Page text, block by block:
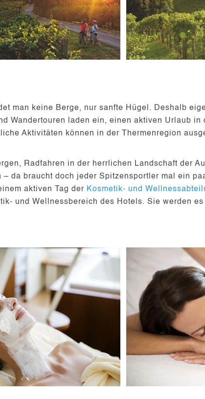
man keine Berge, nur sanfte Hügel . Deshalb
Wandertouren
laden ein, einen aktiven Urlaub in
Aktivitäten können in der Thermenregion
Radfahren in der herrlichen Landschaft der
– da braucht doch jeder Spitzensportler mal ein
aktiven Tag der Kosmetik- und
und Wellnessbereich des Hotels. Sie werden